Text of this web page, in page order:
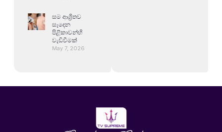
සම ආශ්‍රිතව
සෑදෙන
පිළිකාවන්හි
වැඩිවීමක්
May 7, 2026